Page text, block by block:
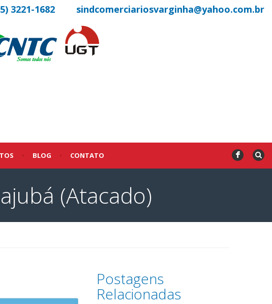
3221-1682 sindcomerciariosvarginha@yahoo.com.br
• BLOG • CONTATO F
(Atacado)
Postagens
Relacionadas